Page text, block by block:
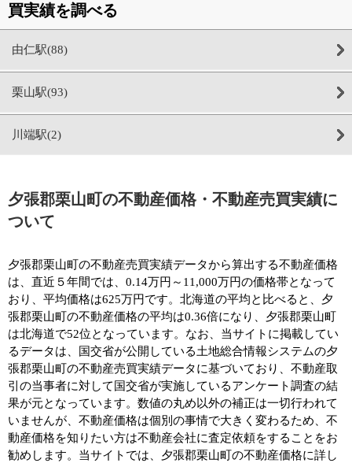
買実績を調べる
由仁駅(88)
栗山駅(93)
川端駅(2)
夕張郡栗山町の不動産価格・不動産売買実績に
ついて
夕張郡栗山町の不動産売買実績データから算出する不動産価格
は、直近５年間では、0.14万円～11,000万円の価格帯となって
おり、平均価格は625万円です。北海道の平均と比べると、夕
張郡栗山町の不動産価格の平均は0.36倍になり、夕張郡栗山町
は北海道で52位となっています。なお、当サイトに掲載してい
るデータは、国交省が公開している土地総合情報システムの夕
張郡栗山町の不動産売買実績データに基づいており、不動産取
引の当事者に対して国交省が実施しているアンケート調査の結
果が元となっています。数値の丸め以外の補正は一切行われて
いませんが、不動産価格は個別の事情で大きく変わるため、不
動産価格を知りたい方は不動産会社に査定依頼をすることをお
勧めします。当サイトでは、夕張郡栗山町の不動産価格に詳し